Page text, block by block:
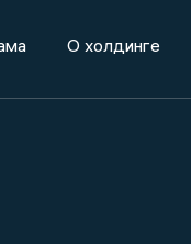
О холдинге